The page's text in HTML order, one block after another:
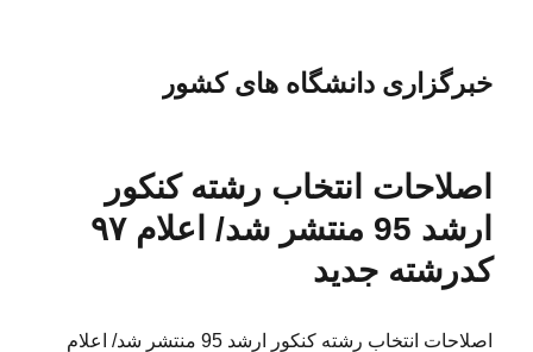
خبرگزاری دانشگاه های کشور
اصلاحات انتخاب رشته کنکور
ارشد 95 منتشر شد/ اعلام ۹۷
کدرشته جدید
اصلاحات انتخاب رشته کنکور ارشد 95 منتشر شد/ اعلام